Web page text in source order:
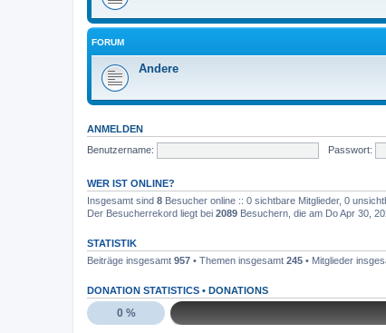
FORUM
Andere
ANMELDEN
Benutzername:
Passwort:
WER IST ONLINE?
Insgesamt sind 8 Besucher online :: 0 sichtbare Mitglieder, 0
Der Besucherrekord liegt bei 2089 Besuchern, die am Do Apr 30,
STATISTIK
Beiträge insgesamt 957 • Themen insgesamt 245 • Mitglieder
DONATION STATISTICS • DONATIONS
0 %